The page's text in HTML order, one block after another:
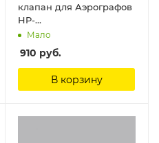
клапан для Аэрографов
HP-
BCS/BS/SBS/CS/SAR/AR/BCR/
Anest Iwata
Мало
910 руб.
В корзину